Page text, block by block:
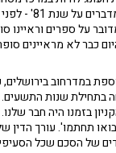
לתמיד. זה היה ממיטב
כל האוכלוסייה
היו מיוחדים וגם
להיות בו אהבה
להיות במרכז
בזמנו ועדיין
על ספרים וראיינו
ספרים. היום כבר לא